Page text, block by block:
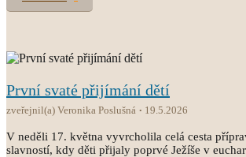
První svaté přijímání dětí
zveřejnil(a) Veronika Poslušná 19.5.2026
V neděli 17. května vyvrcholila celá cesta
slavností, kdy děti přijaly poprvé Ježíše v